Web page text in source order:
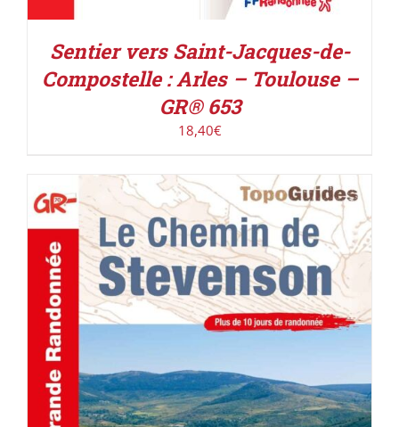
Sentier vers Saint-Jacques-de-
Compostelle : Arles – Toulouse –
GR® 653
18,40€